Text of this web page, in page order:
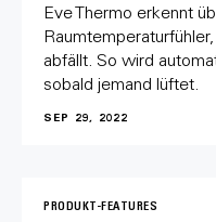
Eve Thermo erkennt
abfällt. So wird
sobald jemand lüftet.
SEP 29, 2022
PRODUKT-FEATURES